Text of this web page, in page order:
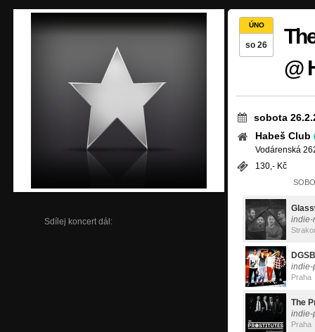
Sdílej koncert dál:
ÚNO
so 26
@
sobota
Habeš Club
Vodárenská
130,- Kč
indie-
indie-
Praha
The
indie-
Praha